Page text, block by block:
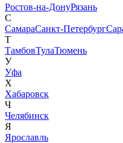
Ростов-на-ДонуРязань
С
СамараСанкт-Петербург
Т
ТамбовТулаТюмень
У
Уфа
Х
Хабаровск
Ч
Челябинск
Я
Ярославль